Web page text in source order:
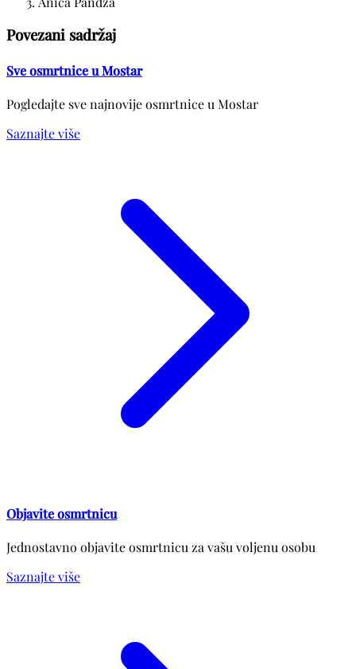
Povezani sadržaj
Sve osmrtnice u Mostar
Pogledajte sve najnovije osmrtnice u Mostar
Saznajte više
Objavite osmrtnicu
Jednostavno objavite osmrtnicu za vašu voljenu osobu
Saznajte više